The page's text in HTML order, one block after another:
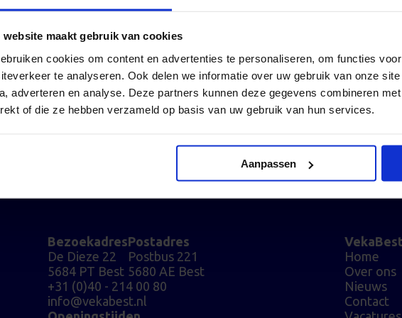
website maakt gebruik van cookies
cookies om content en advertenties te personaliseren, om functies
te analyseren. Ook delen we informatie over uw gebruik van onze
adverteren en analyse. Deze partners kunnen deze gegevens combineren
of die ze hebben verzameld op basis van uw gebruik van hun services.
Aanpassen
Bezoekadres
De Dieze 22
5684 PT Best
Postadres
Postbus 221
5680 AE Best
+31 (0)40 - 214 00 80
info@vekabest.nl
VekaBest
Home
Over ons
Nieuws
Contact